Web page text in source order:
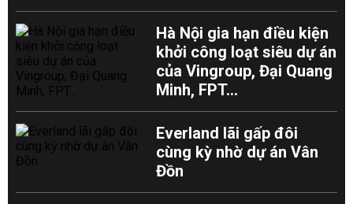
Hà Nội gia hạn điều kiện
khởi công loạt siêu dự án
của Vingroup, Đại Quang
Minh, FPT...
Everland lãi gấp đôi
cùng kỳ nhờ dự án Vân
Đồn